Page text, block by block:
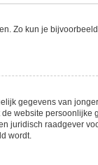
Zo kun je
gegevens van
website persoonlijke
juridisch raadgever
wordt.